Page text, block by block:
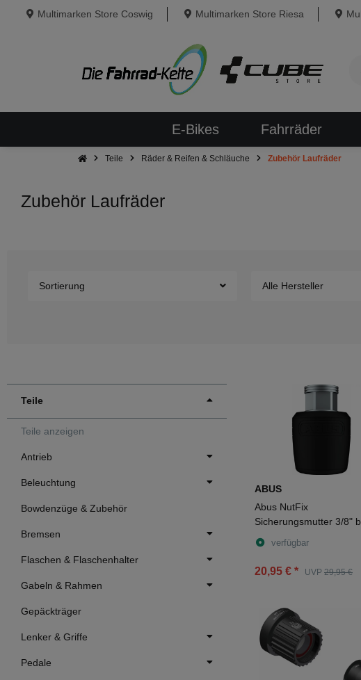
Multimarken Store Coswig Multimarken Store Riesa
E-Bikes Fahrräder
Teile Räder & Reifen & Schläuche Zubehör Laufräder
Zubehör Laufräder
Sortierung Alle Hersteller
Teile
Teile anzeigen
Antrieb
Beleuchtung
Bowdenzüge & Zubehör
Bremsen
Flaschen & Flaschenhalter
Gabeln & Rahmen
Gepäckträger
Lenker & Griffe
Pedale
ABUS
Abus NutFix
Sicherungsmutter 3/8"
verfügbar
20,95 € * UVP 29,95 €